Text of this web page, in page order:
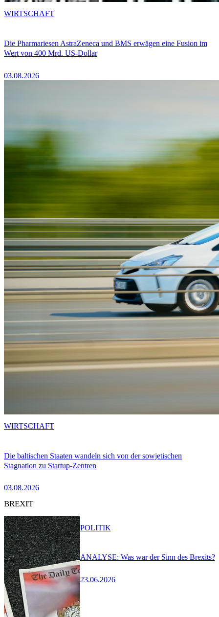
Die Pharmariesen AstraZeneca und BMS erwägen eine Fusion im
Wert von 400 Mrd. US-Dollar
03.08.2026
WIRTSCHAFT
Die baltischen Staaten wandeln sich von der sowjetischen
Stagnation zu Startup-Zentren
03.08.2026
WIRTSCHAFT
BREXIT
ANALYSE: Was war der Sinn des Brexits?
23.06.2026
POLITIK